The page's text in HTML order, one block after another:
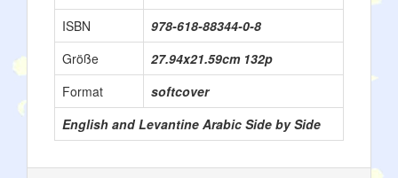
ISBN
978-618-88344-0-8
Größe
‎27.94x21.59cm 132p
Format
softcover
English and Levantine Arabic Side by Side